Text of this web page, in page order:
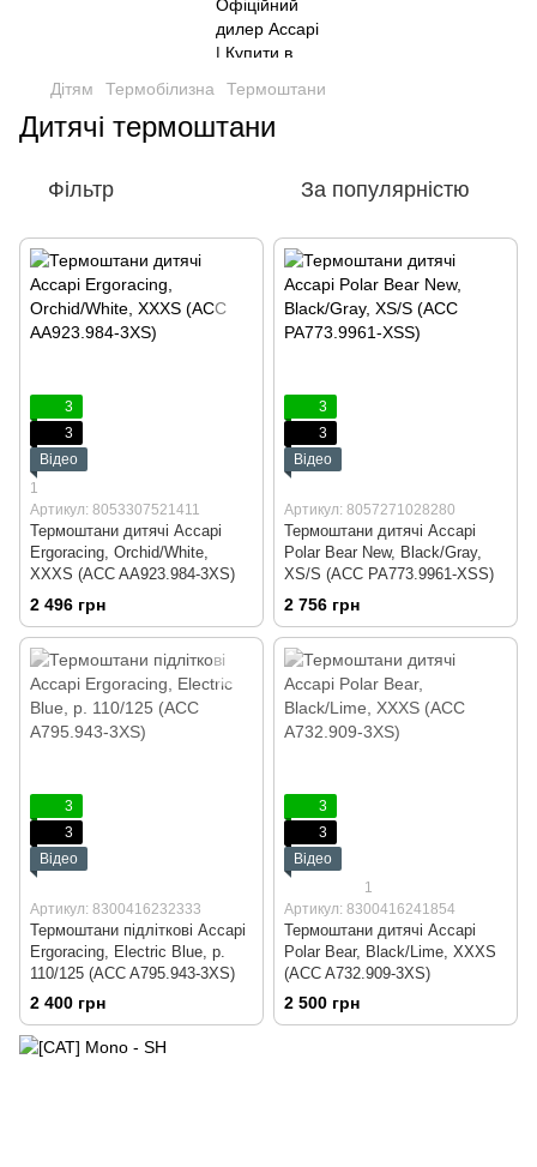
Дітям Термобілизна Термоштани
Дитячі термоштани
Фільтр За популярністю
3
3
Відео
1
Артикул: 8053307521411
Термоштани дитячі Accapi
Ergoracing, Orchid/White,
XXXS (ACC AА923.984-3XS)
2 496 грн
3
3
Відео
Артикул: 8057271028280
Термоштани дитячі Accapi
Polar Bear New, Black/Gray,
XS/S (ACC PA773.9961-XSS)
2 756 грн
3
3
Відео
Артикул: 8300416232333
Термоштани підліткові Accapi
Ergoracing, Electric Blue, р.
110/125 (ACC A795.943-3XS)
2 400 грн
3
3
Відео
1
Артикул: 8300416241854
Термоштани дитячі Accapi
Polar Bear, Black/Lime, XXXS
(ACC A732.909-3XS)
2 500 грн